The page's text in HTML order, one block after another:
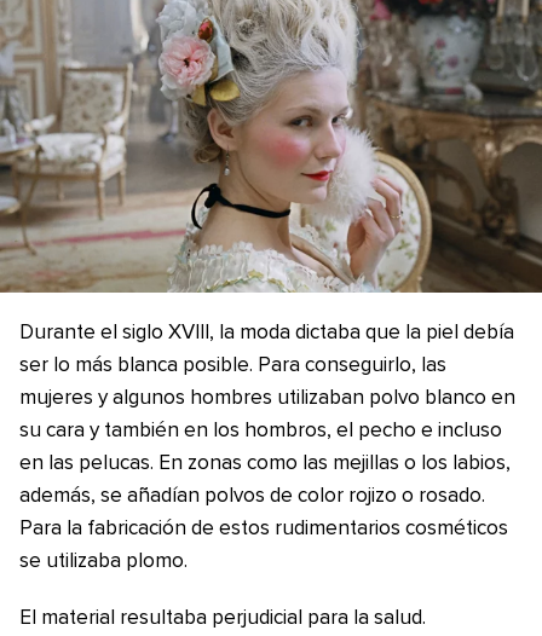
Durante el siglo XVIII, la moda dictaba que la piel debía
ser lo más blanca posible. Para conseguirlo, las
mujeres y algunos hombres utilizaban polvo blanco en
su cara y también en los hombros, el pecho e incluso
en las pelucas. En zonas como las mejillas o los labios,
además, se añadían polvos de color rojizo o rosado.
Para la fabricación de estos rudimentarios cosméticos
se utilizaba plomo.
El material resultaba perjudicial para la salud.